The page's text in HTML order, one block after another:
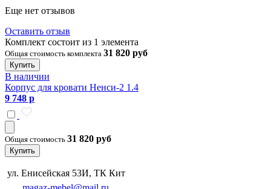
Еще нет отзывов
Оставить отзыв
Комплект состоит из 1 элемента
Общая стоимость комплекта 31 820 руб
Купить
В наличии
Корпус для кровати Ненси-2 1.4
9 748 р
Общая стоимость 31 820 руб
Купить
ул. Енисейская 53И, ТК Кит